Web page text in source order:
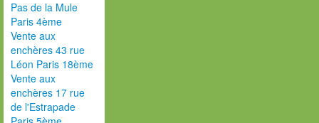
Pas de la Mule
Paris 4ème
Vente aux
enchères 43 rue
Léon Paris 18ème
Vente aux
enchères 17 rue
de l'Estrapade